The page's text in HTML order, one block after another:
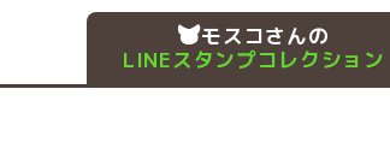
モスコさんの
LINEスタンプコレクション